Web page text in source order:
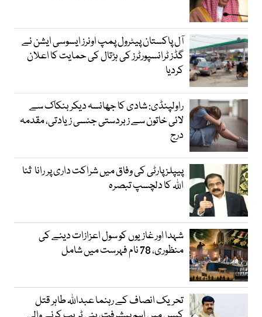
آل پاکستان پیٹرول پمپ اونرز ایسوسی ایشن نے
گڈز ٹرانسپورٹرز کی ہڑتال کی حمایت کا اعلان
کردیا
راولپنڈی: شادی کا جھانسہ دیکر بنکاک سے
لائی خاتون سے زبردستی جنسی زیادتی، مقدمہ
درج
پیپلز پارٹی کی وفاق میں شراکت داری پر رانا ثنا
اللہ کا دلچسپ تبصرہ
شہدا اور غازیوں کو سول اعزازات دینے کی
منظوری، 78 نام فہرست میں شامل
تحریک انصاف کے رہنما عبداللہ طاہر قتل